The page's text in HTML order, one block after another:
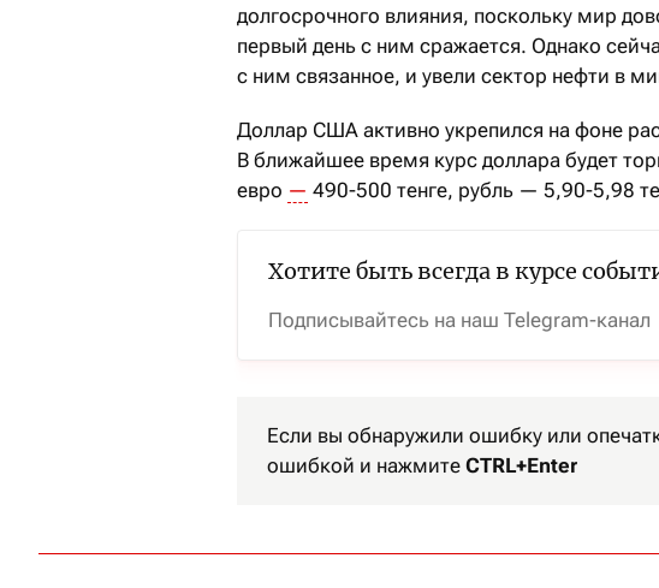
долгосрочного влияния, поскольку мир
первый день с ним сражается. Однако
с ним связанное, и увели сектор нефти в
Доллар США активно укрепился на фоне
В ближайшее время курс доллара будет
евро — 490-500 тенге, рубль — 5,90-5,98
Хотите быть всегда в курсе
Подписывайтесь на наш Telegram-канал
Если вы обнаружили ошибку или
ошибкой и нажмите CTRL+Enter